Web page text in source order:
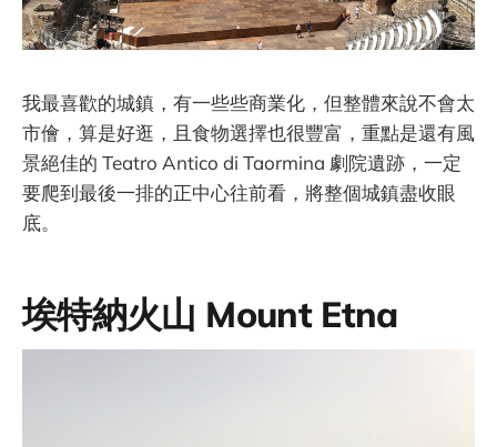
我最喜歡的城鎮，有一些些商業化，但整體來說不會太
市儈，算是好逛，且食物選擇也很豐富，重點是還有風
景絕佳的 Teatro Antico di Taormina 劇院遺跡，一定
要爬到最後一排的正中心往前看，將整個城鎮盡收眼
底。
埃特納火山 Mount Etna